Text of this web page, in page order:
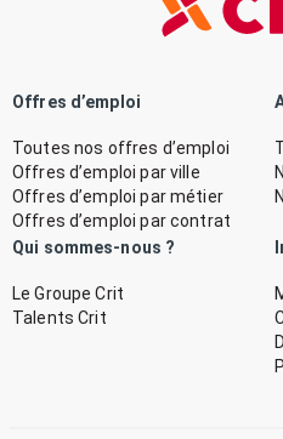
Offres d’emploi
Toutes nos offres d’emploi
Offres d’emploi par ville
Offres d’emploi par métier
Offres d’emploi par contrat
Qui sommes-nous ?
Le Groupe Crit
Talents Crit